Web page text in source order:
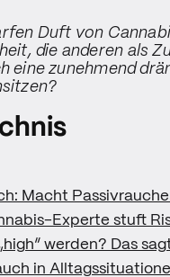
Duft von
die anderen als
eine zunehmend
Macht
Experte stuft
werden? Das
in